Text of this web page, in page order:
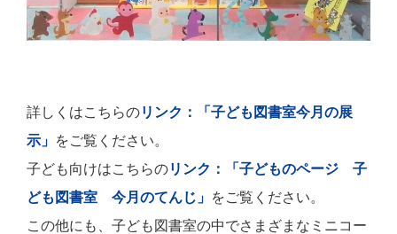
詳しくはこちらのリンク：「子ども図書室今月の展
示」 をご覧ください。
子ども向けはこちらのリンク：「子どものページ 子
ども図書室 今月のてんじ」 をご覧ください。
この他にも、子ども図書室の中でさまざまなミニコー